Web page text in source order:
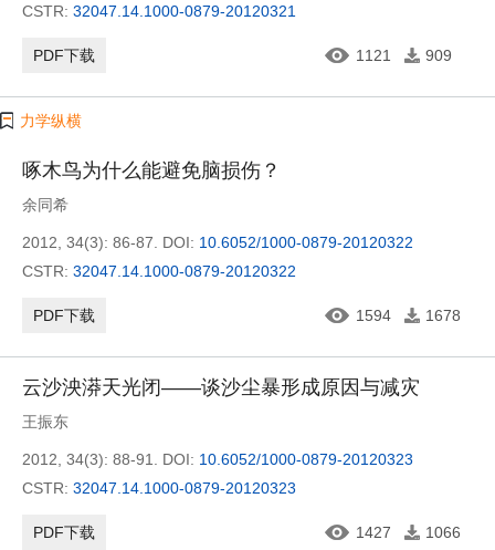
CSTR: 32047.14.1000-0879-20120321
PDF下载 1121 909
力学纵横
啄木鸟为什么能避免脑损伤？
余同希
2012, 34(3): 86-87. DOI: 10.6052/1000-0879-20120322
CSTR: 32047.14.1000-0879-20120322
PDF下载 1594 1678
云沙泱漭天光闭——谈沙尘暴形成原因与减灾
王振东
2012, 34(3): 88-91. DOI: 10.6052/1000-0879-20120323
CSTR: 32047.14.1000-0879-20120323
PDF下载 1427 1066